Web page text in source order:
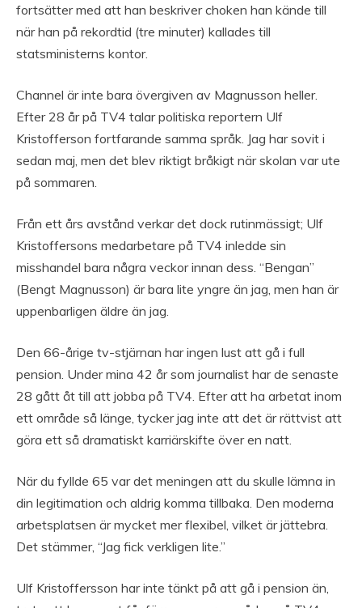
fortsätter med att han beskriver choken han kände till
när han på rekordtid (tre minuter) kallades till
statsministerns kontor.
Channel är inte bara övergiven av Magnusson heller.
Efter 28 år på TV4 talar politiska reportern Ulf
Kristofferson fortfarande samma språk. Jag har sovit i
sedan maj, men det blev riktigt bråkigt när skolan var ute
på sommaren.
Från ett års avstånd verkar det dock rutinmässigt; Ulf
Kristoffersons medarbetare på TV4 inledde sin
misshandel bara några veckor innan dess. “Bengan”
(Bengt Magnusson) är bara lite yngre än jag, men han är
uppenbarligen äldre än jag.
Den 66-årige tv-stjärnan har ingen lust att gå i full
pension. Under mina 42 år som journalist har de senaste
28 gått åt till att jobba på TV4. Efter att ha arbetat inom
ett område så länge, tycker jag inte att det är rättvist att
göra ett så dramatiskt karriärskifte över en natt.
När du fyllde 65 var det meningen att du skulle lämna in
din legitimation och aldrig komma tillbaka. Den moderna
arbetsplatsen är mycket mer flexibel, vilket är jättebra.
Det stämmer, “Jag fick verkligen lite.”
Ulf Kristoffersson har inte tänkt på att gå i pension än,